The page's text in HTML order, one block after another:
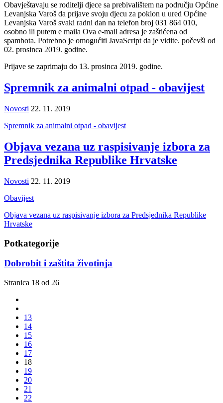
Obavještavaju se roditelji djece sa prebivalištem na području Općine
Levanjska Varoš da prijave svoju djecu za poklon u ured Općine
Levanjska Varoš svaki radni dan na telefon broj 031 864 010,
osobno ili putem e maila Ova e-mail adresa je zaštićena od
spambota. Potrebno je omogućiti JavaScript da je vidite. počevši od
02. prosinca 2019. godine.
Prijave se zaprimaju do 13. prosinca 2019. godine.
Spremnik za animalni otpad - obavijest
Novosti 22. 11. 2019
Spremnik za animalni otpad - obavijest
Objava vezana uz raspisivanje izbora za
Predsjednika Republike Hrvatske
Novosti 22. 11. 2019
Obavijest
Objava vezana uz raspisivanje izbora za Predsjednika Republike
Hrvatske
Potkategorije
Dobrobit i zaštita životinja
Stranica 18 od 26
13
14
15
16
17
18
19
20
21
22